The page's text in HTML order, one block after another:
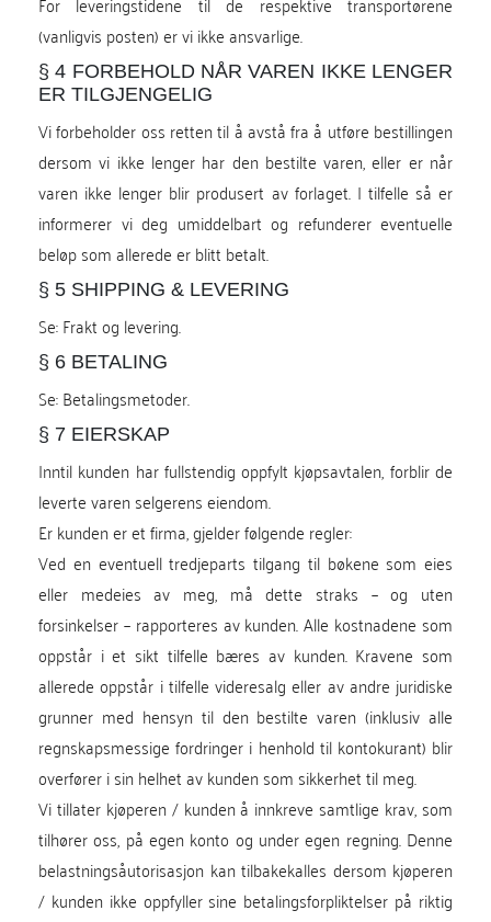
(vanligvis posten) er vi ikke ansvarlige.
§ 4 FORBEHOLD NÅR VAREN IKKE LENGER
ER TILGJENGELIG
Vi forbeholder oss retten til å avstå fra å utføre bestillingen
dersom vi ikke lenger har den bestilte varen, eller er når
varen ikke lenger blir produsert av forlaget. I tilfelle så er
informerer vi deg umiddelbart og refunderer eventuelle
beløp som allerede er blitt betalt.
§ 5 SHIPPING & LEVERING
Se:Frakt og levering.
§ 6 BETALING
Se:Betalingsmetoder.
§ 7 EIERSKAP
Inntil kunden har fullstendig oppfylt kjøpsavtalen, forblir de
leverte varen selgerens eiendom.
Er kunden er et firma, gjelder følgende regler:
Ved en eventuell tredjeparts tilgang til bøkene som eies
eller medeies av meg, må dette straks – og uten
forsinkelser – rapporteres av kunden. Alle kostnadene som
oppstår i et sikt tilfelle bæres av kunden. Kravene som
allerede oppstår i tilfelle videresalg eller av andre juridiske
grunner med hensyn til den bestilte varen (inklusiv alle
regnskapsmessige fordringer i henhold til kontokurant) blir
overfører i sin helhet av kunden som sikkerhet til meg.
Vi tillater kjøperen / kunden å innkreve samtlige krav, som
tilhører oss, på egen konto og under egen regning. Denne
belastningsåutorisasjon kan tilbakekalles dersom kjøperen
/ kunden ikke oppfyller sine betalingsforpliktelser på riktig